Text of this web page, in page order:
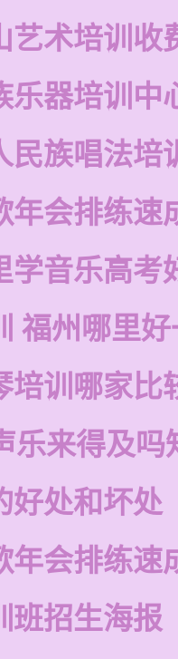
艺术培训收
乐器培训中
民族唱法培
年会排练速
学音乐高考
福州哪里
培训哪家比
乐来得及吗
好处和坏处
年会排练速
班招生海报